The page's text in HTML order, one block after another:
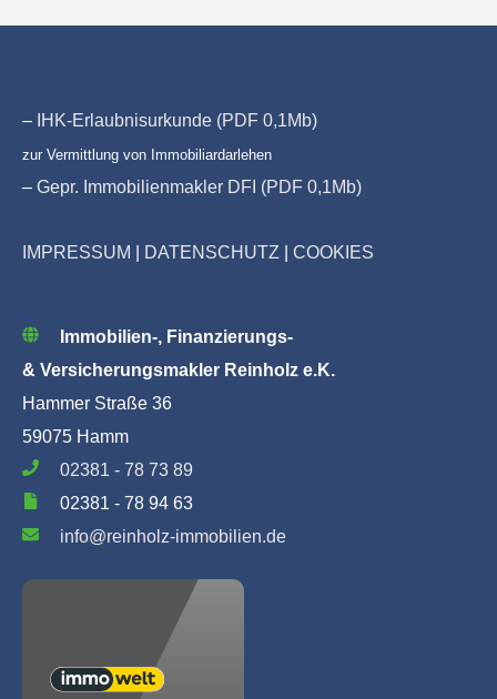
– IHK-Erlaubnisurkunde (PDF 0,1Mb)
zur Vermittlung von Immobiliardarlehen
– Gepr. Immobilienmakler DFI (PDF 0,1Mb)
IMPRESSUM | DATENSCHUTZ | COOKIES
Immobilien-, Finanzierungs-
& Versicherungsmakler Reinholz e.K.
Hammer Straße 36
59075 Hamm
02381 - 78 73 89
02381 - 78 94 63
info@reinholz-immobilien.de